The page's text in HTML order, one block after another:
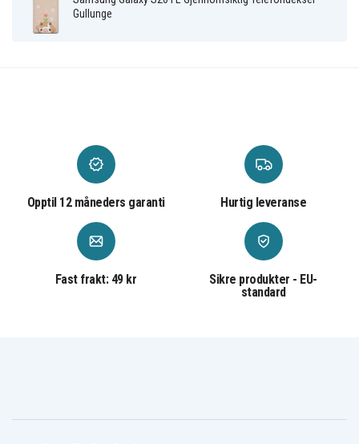
Farge Flerfarget
Gullunge
Opptil 12 måneders garanti Hurtig leveranse
Fast frakt: 49 kr
Sikre produkter - EU-
standard